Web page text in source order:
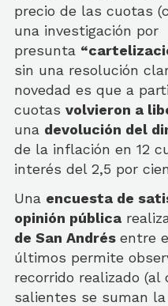
precio de las cuotas
una investigación por
presunta
sin una resolución
novedad es que a
cuotas volvieron a
una devolución del
de la inflación en 12
interés del 2,5 por
Una encuesta de
opinión pública
de San Andrés entre
últimos permite
recorrido realizado
salientes se suman